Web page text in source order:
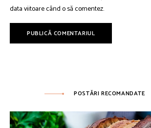
data viitoare când o să comentez.
POSTĂRI RECOMANDATE